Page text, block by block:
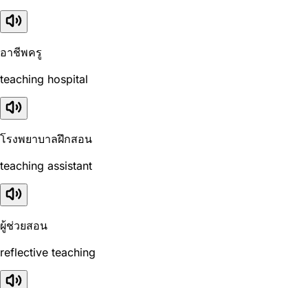
อาชีพครู
teaching hospital
โรงพยาบาลฝึกสอน
teaching assistant
ผู้ช่วยสอน
reflective teaching